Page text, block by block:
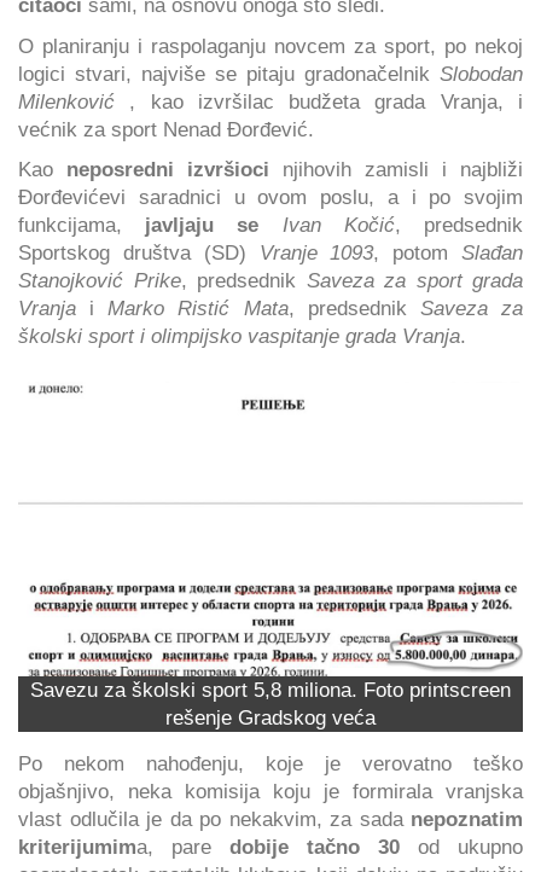
čitaoci sami, na osnovu onoga što sledi.
O planiranju i raspolaganju novcem za sport, po nekoj
logici stvari, najviše se pitaju gradonačelnik Slobodan
Milenković , kao izvršilac budžeta grada Vranja, i
većnik za sport Nenad Đorđević.
Kao neposredni izvršioci njihovih zamisli i najbliži
Đorđevićevi saradnici u ovom poslu, a i po svojim
funkcijama, javljaju se Ivan Kočić, predsednik
Sportskog društva (SD) Vranje 1093, potomSlađan
Stanojković Prike, predsednik Saveza za sport grada
Vranja iMarko Ristić Mata, predsednik Saveza za
školski sport i olimpijsko vaspitanje grada Vranja.
Savezu za školski sport 5,8 miliona. Foto printscreen
rešenje Gradskog veća
Po nekom nahođenju, koje je verovatno teško
objašnjivo, neka komisija koju je formirala vranjska
vlast odlučila je da po nekakvim, za sada nepoznatim
kriterijumima, pare dobije tačno 30 od ukupno